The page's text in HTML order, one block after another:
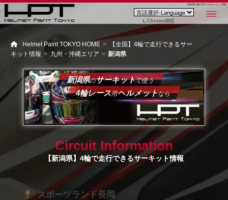
【新潟県】4輪で走行できるサーキット情報
Chrome対応
Helmet Paint TOKYO HOME
【全国】4輪で走行できるサー
キット情報
九州・沖縄エリア 新潟県
新潟県のサーキットで使う
4輪レース用ヘルメットなら
Circuit Information
【新潟県】4輪で走行できるサーキット情報
スポーツランド長岡